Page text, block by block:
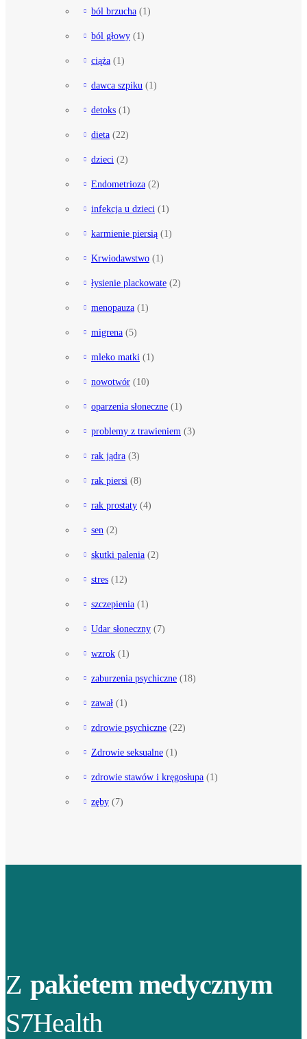
ból brzucha (1)
ból głowy (1)
ciąża (1)
dawca szpiku (1)
detoks (1)
dieta (22)
dzieci (2)
Endometrioza (2)
infekcja u dzieci (1)
karmienie piersią (1)
Krwiodawstwo (1)
łysienie plackowate (2)
menopauza (1)
migrena (5)
mleko matki (1)
nowotwór (10)
oparzenia słoneczne (1)
problemy z trawieniem (3)
rak jądra (3)
rak piersi (8)
rak prostaty (4)
sen (2)
skutki palenia (2)
stres (12)
szczepienia (1)
Udar słoneczny (7)
wzrok (1)
zaburzenia psychiczne (18)
zawał (1)
zdrowie psychiczne (22)
Zdrowie seksualne (1)
zdrowie stawów i kręgosłupa (1)
zęby (7)
Z pakietem medycznym
S7Health